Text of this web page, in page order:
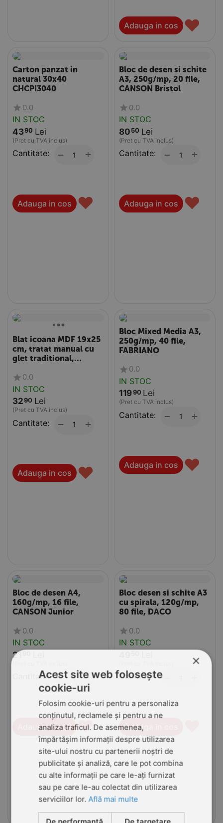
Adauga in cos ♥
Carton panzat in
natural 30x40
CHCPI3040
0.0
IN STOC
4390 Lei
(Pret cu TVA inclus)
Cantitate: +
−
Adauga in cos ♥
Bloc de desen si schite
A3, 250g/mp, 20 file,
CANSON Bristol
0.0
IN STOC
80 50 Lei
(Pret cu TVA inclus)
Cantitate: +
−
Adauga in cos ♥
Blat icoana MDF 19x25
cm, tratat manual cu
glet traditional,
0.0
IN STOC
3290 Lei
(Pret cu TVA inclus)
Cantitate: +
−
Adauga in cos ♥
Bloc Mixed Media A3,
250g/mp, 40 file,
FABRIANO
0.0
IN STOC
11990 Lei
(Pret cu TVA inclus)
Cantitate: +
−
Adauga in cos ♥
Bloc de desen A4,
160g/mp, 16 file,
CANSON Junior
0.0
IN STOC
21
Cantitate: +
−
Adauga in cos ♥
Bloc desen si schite A3
cu spirala, 120g/mp,
80 file, DACO
0.0
IN STOC
Cantitate:
Adauga in cos
×
Acest site web folosește
cookie-uri
Folosim cookie-uri pentru a personaliza
conținutul, reclamele și pentru a ne
analiza traficul. De asemenea,
împărtășim informații despre utilizarea
site-ului nostru cu partenerii noștri de
publicitate și analiză, care le pot combina
cu alte informații pe care le-ați furnizat
sau pe care le-au colectat din utilizarea
serviciilor lor.Află mai multe